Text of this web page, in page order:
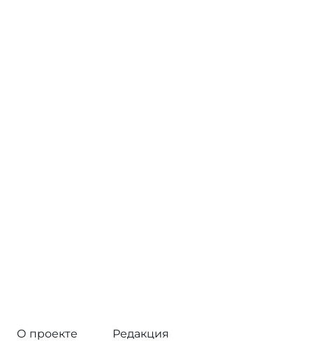
О проекте
Редакция